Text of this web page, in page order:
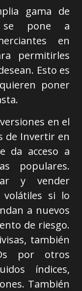
gama de
se pone a
en
permitirles
Esto es
poner
en el
de Invertir en
da acceso a
populares.
y vender
volátiles si lo
a nuevos
de riesgo.
también
por otros
índices,
También